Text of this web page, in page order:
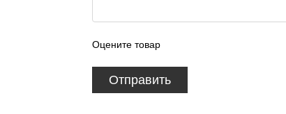
Оцените товар
Отправить